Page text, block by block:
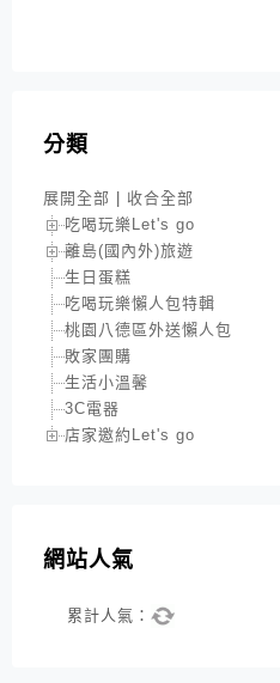
分類
展開全部
收合全部
吃喝玩樂Let's go
離島(國內外)旅遊
生日蛋糕
吃喝玩樂懶人包特輯
桃園八德區外送懶人包
敗家團購
生活小溫馨
3C電器
店家邀約Let's go
網站人氣
累計人氣：